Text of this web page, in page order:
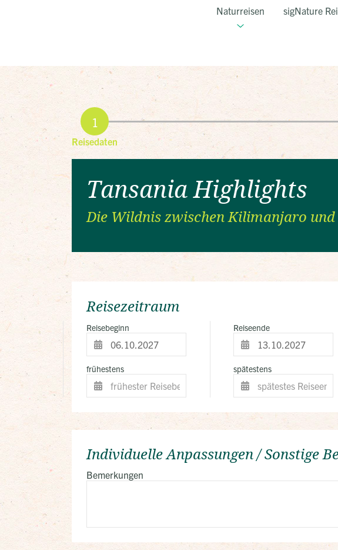
Naturreisen sigNature